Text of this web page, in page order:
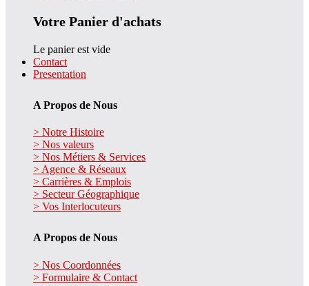
Votre Panier d'achats
Le panier est vide
Contact
Presentation
A Propos de Nous
> Notre Histoire
> Nos valeurs
> Nos Métiers & Services
> Agence & Réseaux
> Carrières & Emplois
> Secteur Géographique
> Vos Interlocuteurs
A Propos de Nous
> Nos Coordonnées
> Formulaire & Contact